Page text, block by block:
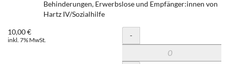
Behinderungen, Erwerbslose und Empfänger:innen von
Hartz IV/Sozialhilfe
10,00 €
inkl. 7% MwSt. Menge
-